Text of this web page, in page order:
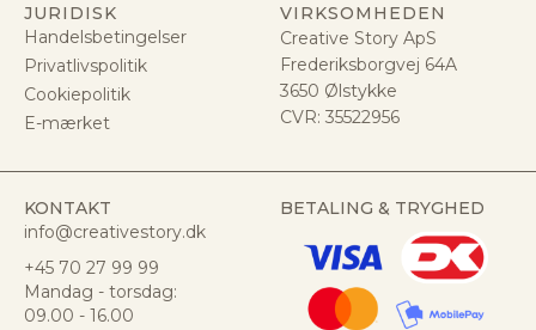
JURIDISK
Handelsbetingelser
Privatlivspolitik
Cookiepolitik
E-mærket
VIRKSOMHEDEN
Creative Story ApS
Frederiksborgvej 64A
3650 Ølstykke
CVR: 35522956
KONTAKT
info@creativestory.dk
+45 70 27 99 99
Mandag - torsdag:
09.00 - 16.00
BETALING & TRYGHED